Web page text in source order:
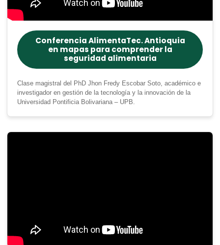
Conferencia AlimentaTec. Antioquia
en mapas para comprender la
seguridad alimentaria
Clase magistral del PhD Jhon Fredy Escobar Soto, académico e
investigador en gestión de la tecnología y la innovación de la
Universidad Pontificia Bolivariana – UPB.